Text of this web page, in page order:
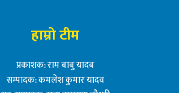
हाम्रो टीम
प्रकाशक: राम बाबु यादब
सम्पादक: कमलेश कुमार यादव